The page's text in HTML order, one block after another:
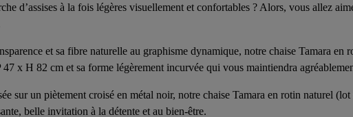
d’assises à la fois légères visuellement et confortables ? Alors, vous allez
et sa fibre naturelle au graphisme dynamique, notre chaise Tamara
x H 82 cm et sa forme légèrement incurvée qui vous maintiendra
sur un piètement croisé en métal noir, notre chaise Tamara en rotin naturel
belle invitation à la détente et au bien-être.